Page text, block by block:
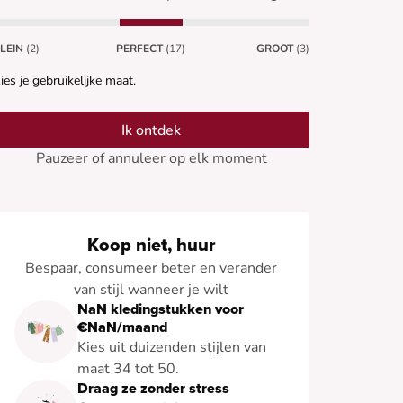
(2) PERFECT (17) GROOT (3)
je gebruikelijke maat.
Ik ontdek
Pauzeer of annuleer op elk moment
Koop niet, huur
Bespaar, consumeer beter en verander
van stijl wanneer je wilt
NaN kledingstukken voor
€NaN/maand
Kies uit duizenden stijlen van
maat 34 tot 50.
Draag ze zonder stress